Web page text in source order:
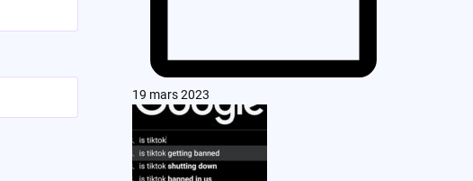
19 mars 2023